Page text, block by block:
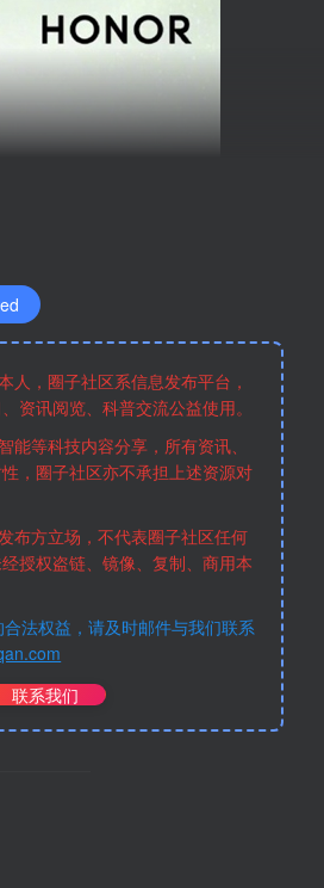
人，圈子社区系信息发布平台，
资讯阅览、科普交流公益使用。
等科技内容分享，所有资讯、
，圈子社区亦不承担上述资源对
布方立场，不代表圈子社区任何
授权盗链、镜像、复制、商用本
法权益，请及时邮件与我们联系
联系我们